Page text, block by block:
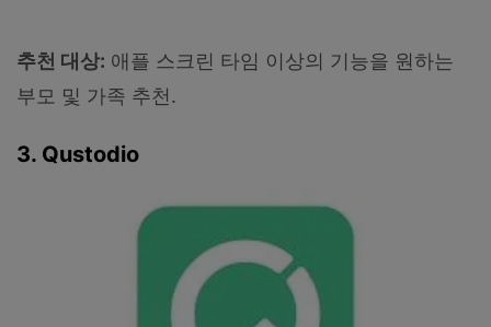
추천 대상: 애플 스크린 타임 이상의 기능을 원하는
부모 및 가족 추천.
3. Qustodio